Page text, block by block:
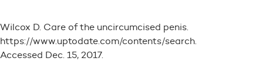
Wilcox D. Care of the uncircumcised penis.
https://www.uptodate.com/contents/search.
Accessed Dec. 15, 2017.